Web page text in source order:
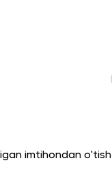
imtihondan o'tish